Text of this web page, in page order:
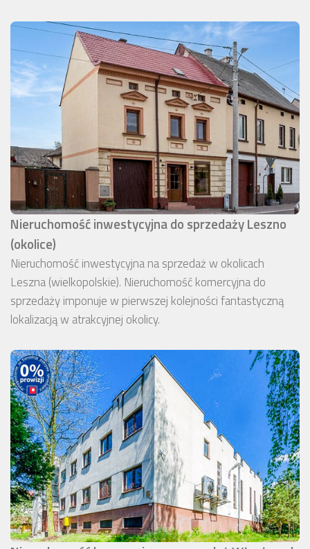
Nieruchomość inwestycyjna do sprzedaży Leszno
(okolice)
Nieruchomość inwestycyjna na sprzedaż w okolicach
Leszna (wielkopolskie). Nieruchomość komercyjna do
sprzedaży imponuje w pierwszej kolejności fantastyczną
lokalizacją w atrakcyjnej okolicy.